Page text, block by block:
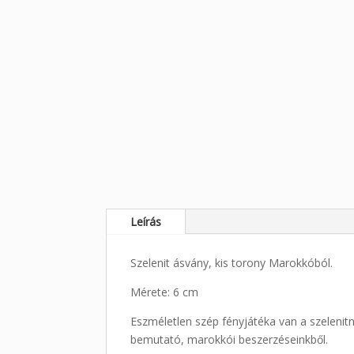
Leírás
Szelenit ásvány, kis torony Marokkóból.
Mérete: 6 cm
Eszméletlen szép fényjátéka van a
bemutató, marokkói beszerzéseinkből.